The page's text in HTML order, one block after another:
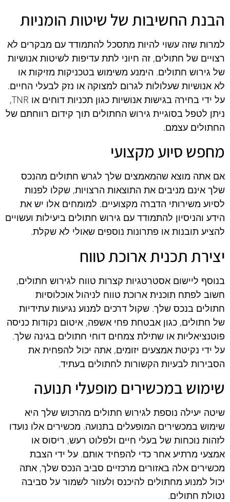
הבנת החשיבות של שיטות הומניות
למרות שזה עשוי להיות מתסכל להתמודד עם מבקרים לא
רצויים של חתולים, זה חיוני לתת עדיפות לשיטות אנושיות
של גירוש חתולים. הימנע משימוש בטכניקות מזיקות או
לא אנושיות שעלולות לגרום למצוקה או נזק לבעלי החיים.
על ידי בחירה בגישות אנושיות כגון תכניות דוחים או TNR,
ניתן לטפל בסוגיית גירוש החתולים תוך קידום רווחתם של
החתולים עצמם.
מחפש סיוע מקצועי
אם אתה מוצא שהמאמצים שלך לגרש חתולים מהנכס
שלך אינם מניבים את התוצאות הרצויות, שקלו לפנות
לסיוע משירותי הדברה מקצועיים. למומחים אלו יש את
הידע והניסיון להתמודד עם גירוש חתולים ביעילות ועשויים
להציע תובנות או פתרונות נוספים שאולי לא שקלת.
יצירת תכנית ארוכת טווח
בנוסף ליישום אסטרטגיות קצרות טווח לגירוש חתולים,
חשוב לפתח תוכנית ארוכת טווח לניהול אוכלוסיות
חתולים בנכס שלך. שקול דרכים למנוע נגיעות עתידיות
של חתולים, כגון אבטחת פחי אשפה, איטום נקודות כניסה
פוטנציאליות או שתילת צמחים דוחי חתולים בגינה שלך.
על ידי נקיטת אמצעים יזומים, אתה יכול להפחית את
הסבירות לבעיות הקשורות לחתולים בעתיד.
שימוש במכשירים מופעלי תנועה
שיטה יעילה נוספת לגירוש חתולים מהרכוש שלך היא
שימוש במכשירים המופעלים בתנועה. מכשירים אלו נועדו
לזהות נוכחות של בעלי חיים ולפלוט רעש, ריסוס או
אמצעי מרתיע אחר כדי להפחיד אותם. על ידי הצבת
מכשירים אלה באזורים מרכזיים סביב הנכס שלך, אתה
יכול למנוע מחתולים להיכנס ולעזור לשמור על סביבה
נטולת חתולים.